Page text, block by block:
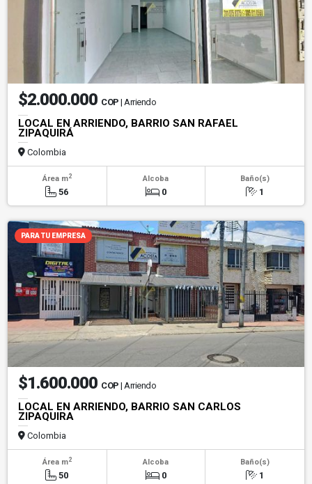
$2.000.000 COP | Arriendo
LOCAL EN ARRIENDO, BARRIO SAN RAFAEL
ZIPAQUIRÁ
Colombia
Área m2
56
Alcoba
0
Baño(s)
1
PARA TU EMPRESA
$1.600.000 COP | Arriendo
LOCAL EN ARRIENDO, BARRIO SAN CARLOS
ZIPAQUIRA
Colombia
Área m2
50
Alcoba
0
Baño(s)
1